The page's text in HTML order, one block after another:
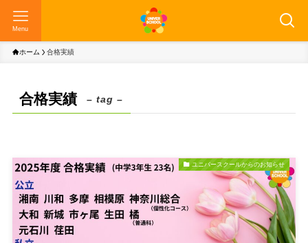
Menu
ホーム 合格実績
合格実績 – tag –
ユニバースクールからのお知らせ